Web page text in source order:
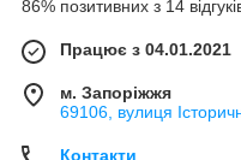
86% позитивних з 14
Працює з 04.01.2021
м. Запоріжжя
69106, вулиця
Контакти